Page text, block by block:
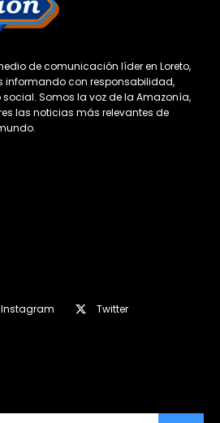
de comunicación líder en Loreto,
informando con responsabilidad,
Somos la voz de la Amazonía,
las noticias más relevantes de
Instagram
Twitter